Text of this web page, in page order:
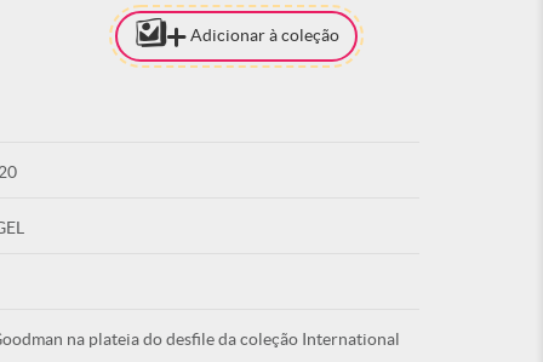
Adicionar à coleção
na plateia do desfile da coleção International